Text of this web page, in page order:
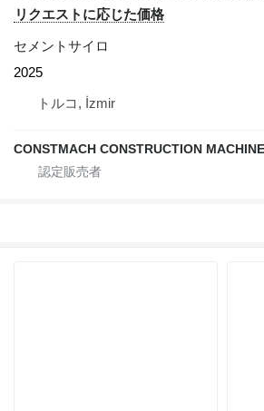
リクエストに応じた価格
セメントサイロ
2025
トルコ, İzmir
CONSTMACH CONSTRUCTION